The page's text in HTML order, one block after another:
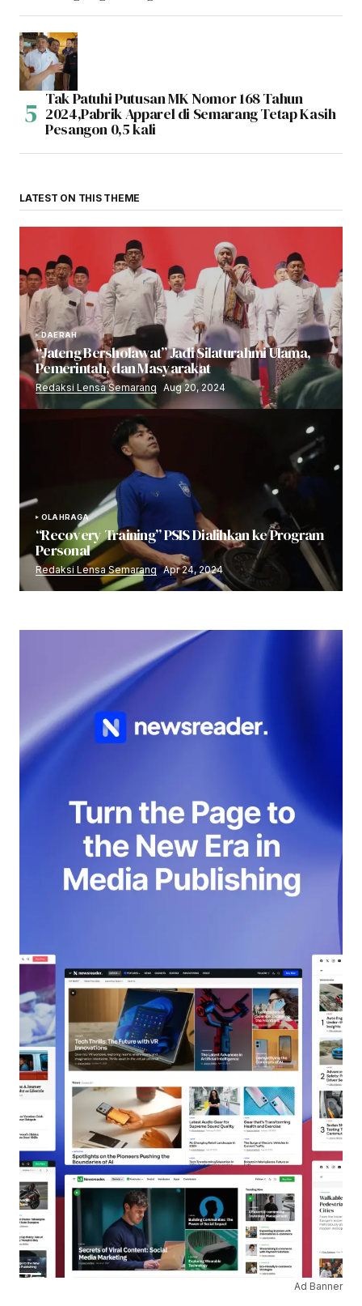
Tak Patuhi Putusan MK Nomor 168 Tahun
2024,Pabrik Apparel di Semarang Tetap Kasih
Pesangon 0,5 kali
LATEST ON THIS THEME
DAERAH
“Jateng Bersholawat” Jadi Silaturahmi Ulama,
Pemerintah, dan Masyarakat
Redaksi Lensa Semarang Aug 20, 2024
OLAHRAGA
“Recovery Training” PSIS Dialihkan ke Program
Personal
Redaksi Lensa Semarang Apr 24, 2024
Ad Banner